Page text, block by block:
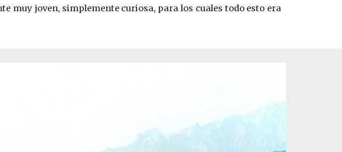
muy joven, simplemente curiosa, para los cuales todo esto era